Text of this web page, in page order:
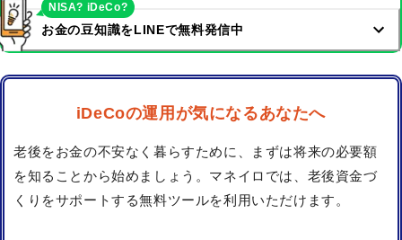
お金の豆知識をLINEで無料発信中
NISA? iDeCo?
iDeCoの運用が気になるあなたへ
老後をお金の不安なく暮らすために、まずは将来の必要額
を知ることから始めましょう。マネイロでは、老後資金づ
くりをサポートする無料ツールを利用いただけます。